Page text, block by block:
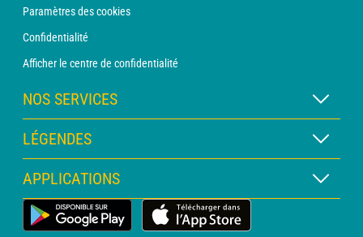
Paramètres des cookies
Confidentialité
Afficher le centre de confidentialité
NOS SERVICES
Abonnement METEO Xpert
Abonnement METEO PRO
Consultation avec un prévisionniste
Bulletin PRO
LÉGENDES
Légende des cartes
Légende des pictogrammes
Glossaire
APPLICATIONS
Application Météo Terrestre